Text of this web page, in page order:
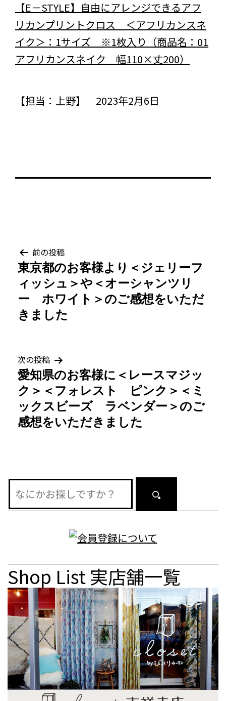
【E－STYLE】自由にアレンジできるアフ
リカンプリントクロス ＜アフリカンスネ
イク＞：1サイズ ※1枚入り（商品名：01
アフリカンスネイク 幅110×丈200）
【担当：上野】 2023年2月6日
投
稿
ナ
ビ
ー
シ
ョ
前の投稿
東京都のお客様より＜ジェリーフ
ィッシュ＞や＜オーシャンツリ
ー ホワイト＞のご感想をいただ
きました
次の投稿
愛知県のお客様に＜レースマジッ
ク＞＜フォレスト ピンク＞＜ミ
ックスビーズ ラベンダー＞のご
感想をいただきました
Shop List実店舗一覧